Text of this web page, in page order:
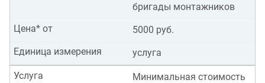
бригады монтажников
5000 руб.
Цена* от
услуга
Единица измерения
Минимальная стоимость
Услуга